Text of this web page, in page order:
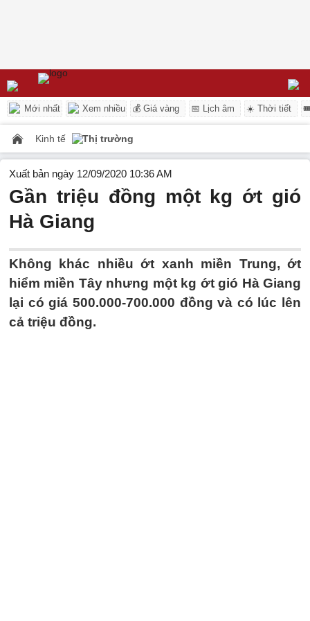
Mới nhất Xem nhiều 💰 Giá vàng 📅 Lịch âm ☀️ Thời tiết
Kinh tế Thị trường
Xuất bản ngày 12/09/2020 10:36 AM
Gần triệu đồng một kg ớt gió
Hà Giang
Không khác nhiều ớt xanh miền Trung, ớt
hiểm miền Tây nhưng một kg ớt gió Hà Giang
lại có giá 500.000-700.000 đồng và có lúc lên
cả triệu đồng.